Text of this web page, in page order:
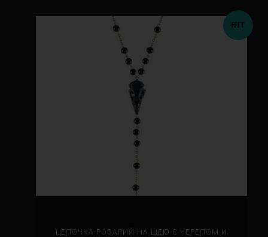
HIT
ЦЕПОЧКА-РОЗАРИЙ НА ШЕЮ С ЧЕРЕПОМ И